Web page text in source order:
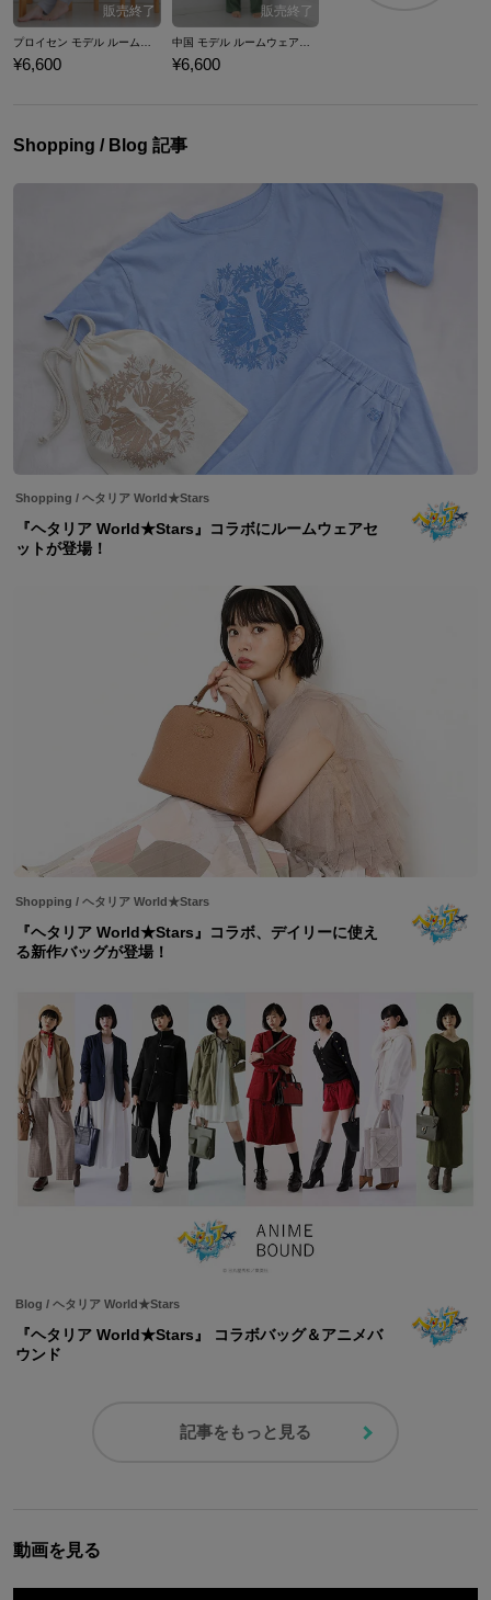
¥6,600 ¥6,600
Shopping / Blog 記事
Shopping / ヘタリア World★Stars
『ヘタリア World★Stars』コラボにルームウェアセ
ットが登場！
Shopping / ヘタリア World★Stars
『ヘタリア World★Stars』コラボ、デイリーに使え
る新作バッグが登場！
Blog / ヘタリア World★Stars
『ヘタリア World★Stars』 コラボバッグ＆アニメバ
ウンド
記事をもっと見る
動画を見る